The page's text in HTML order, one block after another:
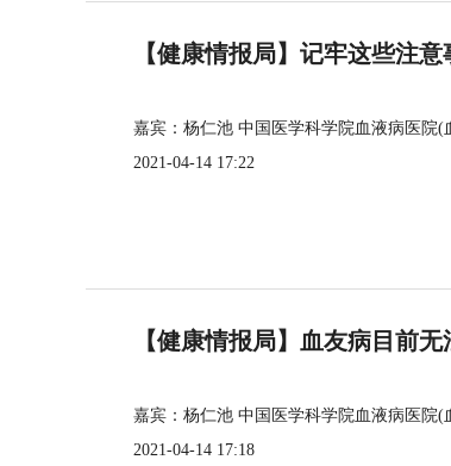
【健康情报局】记牢这些注
嘉宾：杨仁池 中国医学科学院血液病医院
2021-04-14 17:22
【健康情报局】血友病目前
嘉宾：杨仁池 中国医学科学院血液病医院
2021-04-14 17:18